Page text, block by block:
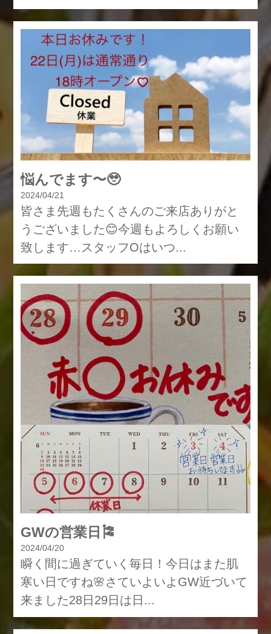
悩んでます〜🥹
2024/04/21
皆さま先週もたくさんのご来店ありがと
うございました😊今週もよろしくお願い
致します…スタッフOはいつ...
GWの営業日🎏
2024/04/20
瞬く間に過ぎていく毎日！今日はまた肌
寒い日ですね🌸さていよいよGW近づいて
来ました28日29日は日...